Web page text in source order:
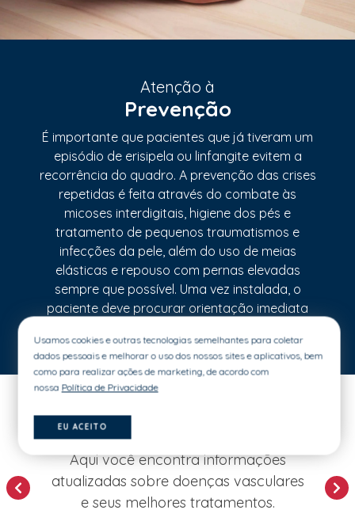
Atenção à
Prevenção
É importante que pacientes que já tiveram um
episódio de erisipela ou linfangite evitem a
recorrência do quadro. A prevenção das crises
repetidas é feita através do combate às
micoses interdigitais, higiene dos pés e
tratamento de pequenos traumatismos e
infecções da pele, além do uso de meias
elásticas e repouso com pernas elevadas
sempre que possível. Uma vez instalada, o
paciente deve procurar orientação imediata
Doenças Vasculares
Aqui você encontra informações
atualizadas sobre doenças vasculares
e seus melhores tratamentos.
Usamos cookies e outras tecnologias semelhantes para coletar
dados pessoais e melhorar o uso dos nossos sites e aplicativos, bem
como para realizar ações de marketing, de acordo com
nossa Política de Privacidade
EU ACEITO